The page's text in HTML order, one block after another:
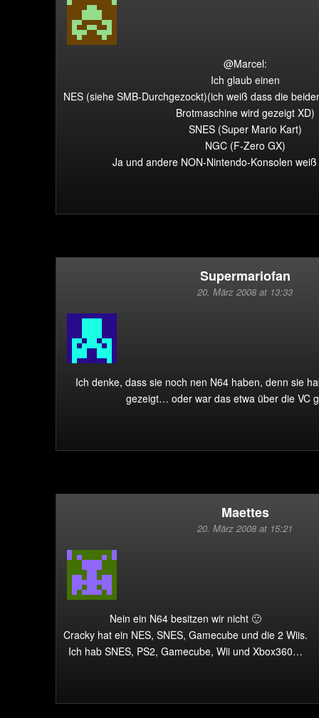
@Marcel:
Ich glaub einen
NES (siehe SMB-Durchgezockt)(ich weiß dass die
Brotmaschine wird gezeigt XD)
SNES (Super Mario Kart)
NGC (F-Zero GX)
Ja und andere NON-Nintendo-Konsolen
Supermariofan
20. März 2008 at 13:33
Ich denke, dass sie noch nen N64 haben, denn sie
gezeigt… oder war das etwa über die VC
Maettes
20. März 2008 at 15:21
Nein ein N64 besitzen wir nicht 🙂
Cracky hat ein NES, SNES, Gamecube und die 2 Wiis.
Ich hab SNES, PS2, Gamecube, Wii und Xbox360…